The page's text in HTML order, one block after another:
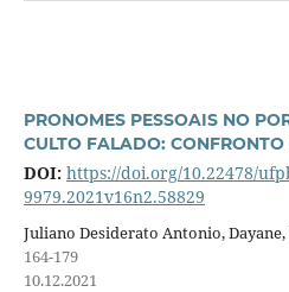
PRONOMES PESSOAIS NO
CULTO FALADO:
DOI: https://doi.org/10.22478/
9979.2021v16n2.58829
Juliano Desiderato Antonio,
164-179
10.12.2021